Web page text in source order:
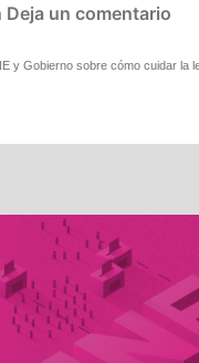
Deja un comentario